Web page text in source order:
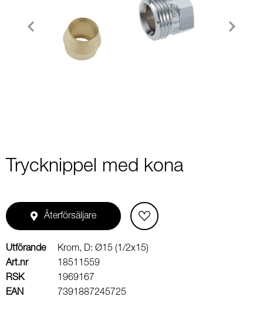
Trycknippel med kona
Återförsäljare
Utförande
Krom, D: Ø15 (1/2x15)
Art.nr
18511559
RSK
1969167
EAN
7391887245725